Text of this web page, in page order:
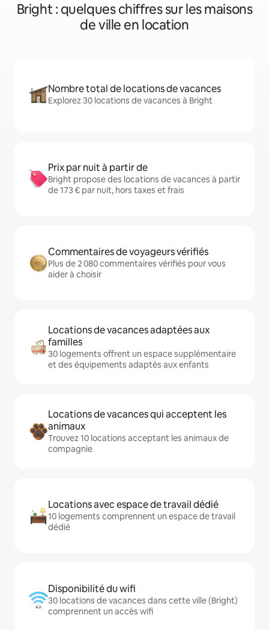
Bright : quelques chiffres sur les maisons
de ville en location
Nombre total de locations de vacances
Explorez 30 locations de vacances à Bright
Prix par nuit à partir de
Bright propose des locations de vacances à partir
de 173 € par nuit, hors taxes et frais
Commentaires de voyageurs vérifiés
Plus de 2 080 commentaires vérifiés pour vous
aider à choisir
Locations de vacances adaptées aux
familles
30 logements offrent un espace supplémentaire
et des équipements adaptés aux enfants
Locations de vacances qui acceptent les
animaux
Trouvez 10 locations acceptant les animaux de
compagnie
Locations avec espace de travail dédié
10 logements comprennent un espace de travail
dédié
Disponibilité du wifi
30 locations de vacances dans cette ville (Bright)
comprennent un accès wifi